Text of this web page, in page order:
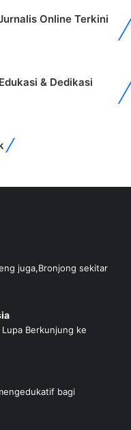
Online Terkini
& Dedikasi
juga,Bronjong sekitar
Berkunjung ke
bagi